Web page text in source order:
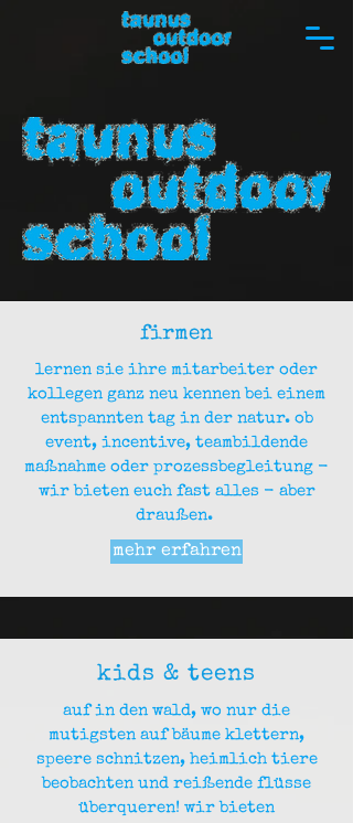
firmen
lernen sie ihre mitarbeiter oder
kollegen ganz neu kennen bei einem
entspannten tag in der natur. ob
event, incentive, teambildende
maßnahme oder prozessbegleitung -
wir bieten euch fast alles - aber
draußen.
mehr erfahren
kids & teens
auf in den wald, wo nur die
mutigsten auf bäume klettern,
speere schnitzen, heimlich tiere
beobachten und reißende flüsse
überqueren! wir bieten